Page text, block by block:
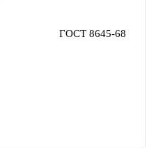
ГОСТ 8645-68